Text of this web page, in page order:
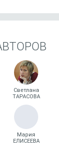
морей»
Светлана
ТАРАСОВА
Мария
ЕЛИСЕЕВА